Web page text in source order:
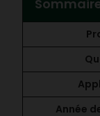
Année